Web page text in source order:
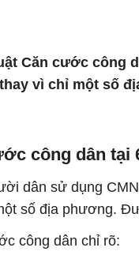
Căn cước công
vì chỉ một số
công dân tại
dân sử dụng
số địa phương.
công dân chỉ rõ: